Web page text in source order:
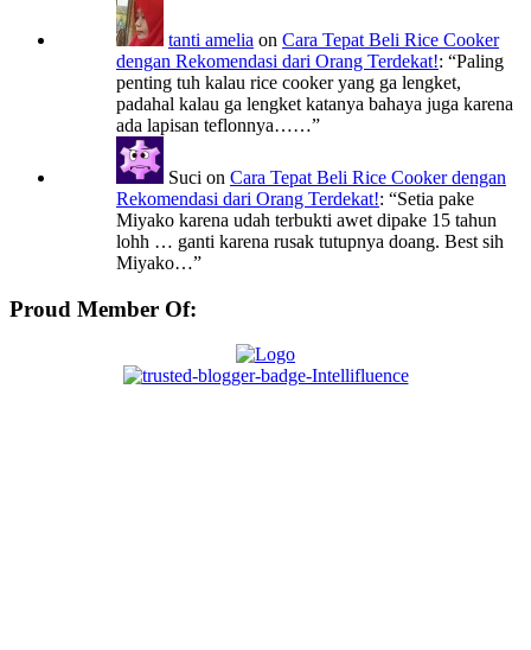
tanti amelia on Cara Tepat Beli Rice Cooker
dengan Rekomendasi dari Orang Terdekat!: “Paling
penting tuh kalau rice cooker yang ga lengket,
padahal kalau ga lengket katanya bahaya juga karena
ada lapisan teflonnya……”
Suci on Cara Tepat Beli Rice Cooker dengan
Rekomendasi dari Orang Terdekat!: “Setia pake
Miyako karena udah terbukti awet dipake 15 tahun
lohh … ganti karena rusak tutupnya doang. Best sih
Miyako…”
Proud Member Of: